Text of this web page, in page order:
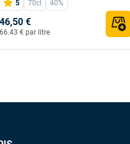
5
70cl 40%
46,50 €
66.43 € par litre